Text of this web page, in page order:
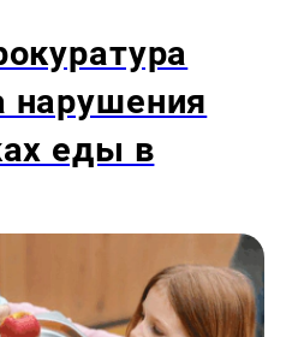
нарушения
еды в